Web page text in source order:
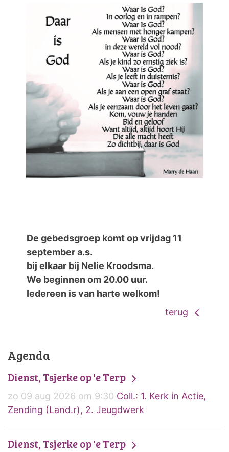
De gebedsgroep komt op vrijdag 11
september a.s.
bij elkaar bij Nelie Kroodsma.
We beginnen om 20.00 uur.
Iedereen is van harte welkom!
terug
Agenda
Dienst, Tsjerke op 'e Terp
zo 09 aug 2026 om 9:30 Coll.: 1. Kerk in Actie,
Zending (Land.r), 2. Jeugdwerk
Dienst, Tsjerke op 'e Terp